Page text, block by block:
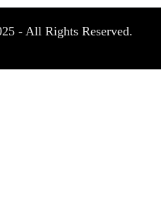
- All Rights Reserved.